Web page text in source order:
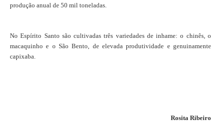
produção anual de 50 mil toneladas.
No Espírito Santo são cultivadas três variedades de inhame: o chinês, o
macaquinho e o São Bento, de elevada produtividade e genuinamente
capixaba.
Rosita Ribeiro